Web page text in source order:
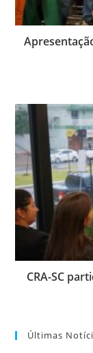
CRA-SC
Últimas